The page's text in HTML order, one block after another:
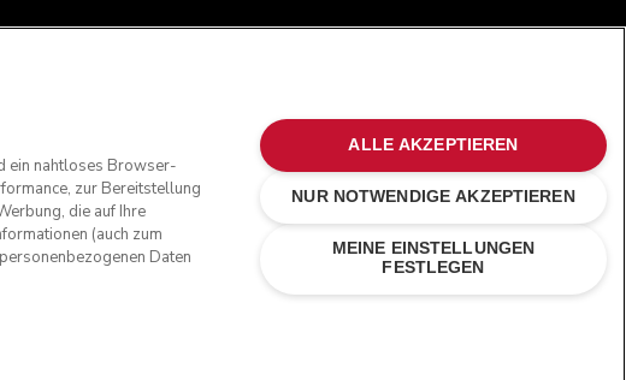
Marken in den USA und in anderen Ländern.
ein nahtloses Browser-
zur Bereitstellung
die auf Ihre
(auch zum
Daten
MEINE EINSTELLUNGEN
FESTLEGEN
NUR NOTWENDIGE AKZEPTIEREN
ALLE AKZEPTIEREN